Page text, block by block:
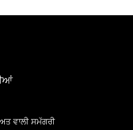
ਵਾਲੀ ਸਮੱਗਰੀ